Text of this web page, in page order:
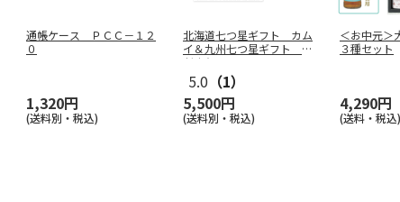
通帳ケース ＰＣＣ－１２
０
1,320円
(送料別・税込)
北海道七つ星ギフト カム
イ＆九州七つ星ギフト ひ
だまり
5.0 （1）
5,500円
(送料別・税込)
＜お中元＞
３種セット
4,290円
(送料・税込)